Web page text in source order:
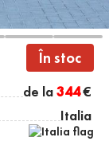
În stoc
de la344€
Italia